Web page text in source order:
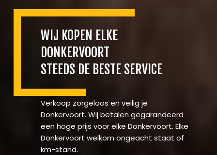
WIJ KOPEN ELKE
DONKERVOORT
STEEDS DE BESTE SERVICE
Verkoop zorgeloos en veilig je
Donkervoort. Wij betalen gegarandeerd
een hoge prijs voor elke Donkervoort. Elke
Donkervoort welkom ongeacht staat of
km-stand.